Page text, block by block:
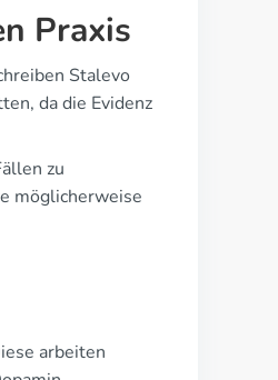
Praxis
Stalevo
da die Evidenz
zu
möglicherweise
arbeiten